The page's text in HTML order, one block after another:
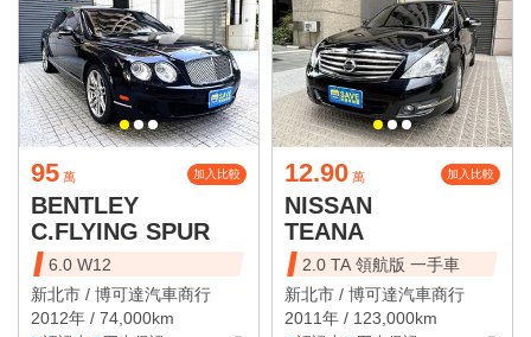
95 萬 加入比較
BENTLEY
C.FLYING SPUR
6.0 W12
新北市 / 博可達汽車商行
2012年 / 74,000km
12.90 萬 加入比較
NISSAN
TEANA
2.0 TA 領航版 一手車
新北市 / 博可達汽車商行
2011年 / 123,000km